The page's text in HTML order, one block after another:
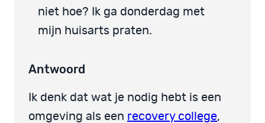
niet hoe? Ik ga donderdag met
mijn huisarts praten.
Antwoord
Ik denk dat wat je nodig hebt is een
omgeving als een recovery college,